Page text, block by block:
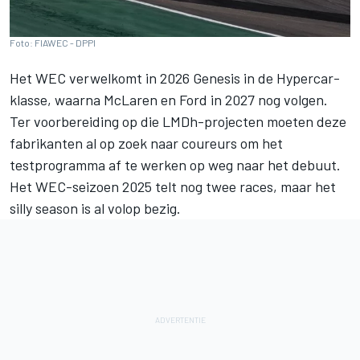
Foto: FIAWEC - DPPI
Het WEC verwelkomt in 2026 Genesis in de Hypercar-
klasse, waarna McLaren en Ford in 2027 nog volgen.
Ter voorbereiding op die LMDh-projecten moeten deze
fabrikanten al op zoek naar coureurs om het
testprogramma af te werken op weg naar het debuut.
Het WEC-seizoen 2025 telt nog twee races, maar het
silly season is al volop bezig.